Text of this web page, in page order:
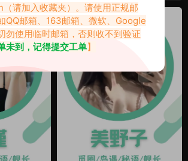
岛遇
VIP
（请加入收藏夹）。请使用正规邮
QQ邮箱、163邮箱、微软、Google
勿使用临时邮箱，否则收不到验证
未到，记得提交工单】